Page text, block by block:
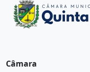
Câmara